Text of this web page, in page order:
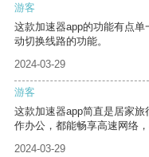
游客
这款加速器app的功能有点
动切换线路的功能。
2024-03-29
游客
这款加速器app简直是居家
作办公，都能畅享高速网络
2024-03-29